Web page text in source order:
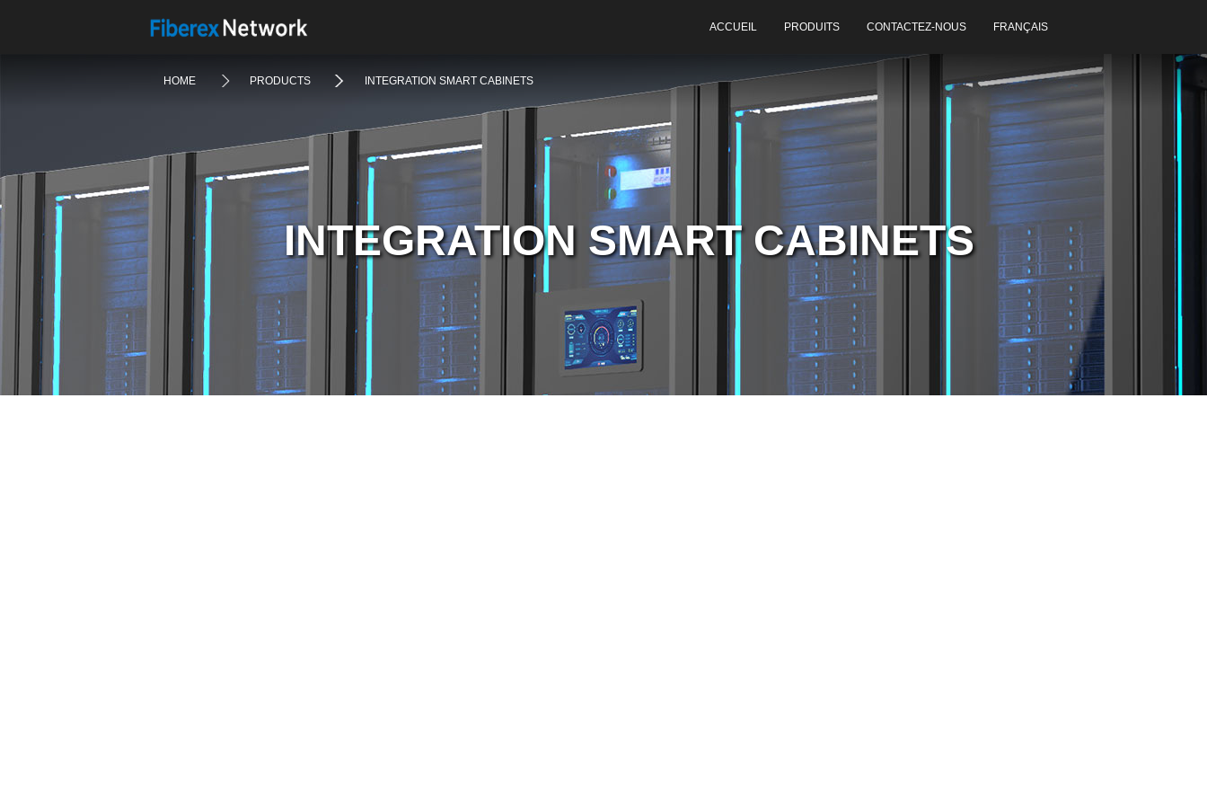
ACCUEIL PRODUITS CONTACTEZ-NOUS FRANÇAIS
HOME PRODUCTS INTEGRATION SMART CABINETS
INTEGRATION SMART CABINETS